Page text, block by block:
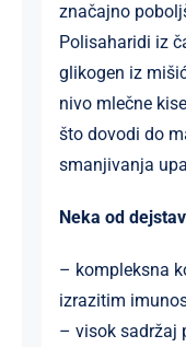
značajno
Polisaharidi iz
glikogen iz
nivo mlečne
što dovodi do
smanjivanja
Neka od
– kompleksna
izrazitim
– visok sadržaj